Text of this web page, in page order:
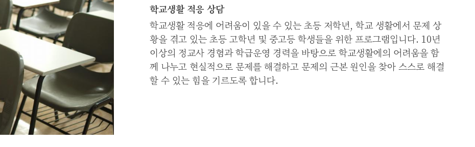
학교생활 적응 상담
학교생활 적응에 어려움이 있을 수 있는 초등 저학년, 학교 생활에서 문제 상
황을 겪고 있는 초등 고학년 및 중고등 학생들을 위한 프로그램입니다. 10년
이상의 정교사 경험과 학급운영 경력을 바탕으로 학교생활에의 어려움을 함
께 나누고 현실적으로 문제를 해결하고 문제의 근본 원인을 찾아 스스로 해결
할 수 있는 힘을 기르도록 합니다.